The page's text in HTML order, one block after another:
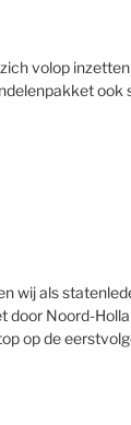
volop
wij als
door Noord-
op de